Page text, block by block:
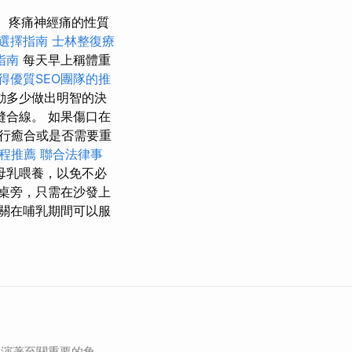
疼痛神經痛的性質
擇指南 士林整復療
南 每天早上稱體重
優質SEO團隊的推
多少做出明智的決
合線。 如果傷口在
癒合或是否需要重
推薦 聯合法律事
乳喂養，以免不必
旁，只需在沙發上
在哺乳期間可以服